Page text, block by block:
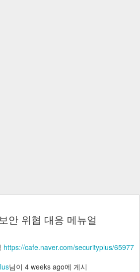
안 위협 대응 메뉴얼
https://cafe.naver.com/securityplus/65977
님이 4 weeks ago에 게시